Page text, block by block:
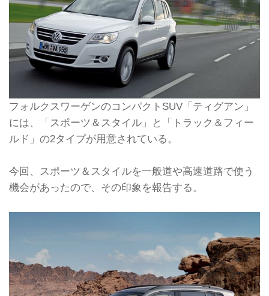
フォルクスワーゲンのコンパクトSUV「ティグアン」
には、「スポーツ＆スタイル」と「トラック＆フィー
ルド」の2タイプが用意されている。
今回、スポーツ＆スタイルを一般道や高速道路で使う
機会があったので、その印象を報告する。